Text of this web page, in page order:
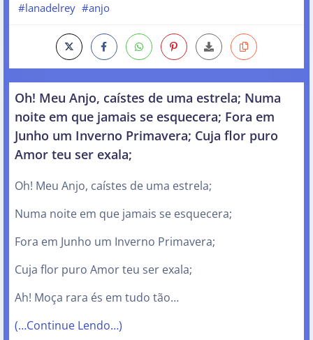
#lanadelrey #anjo
Oh! Meu Anjo, caístes de uma estrela; Numa
noite em que jamais se esquecera; Fora em
Junho um Inverno Primavera; Cuja flor puro
Amor teu ser exala;
Oh! Meu Anjo, caístes de uma estrela;
Numa noite em que jamais se esquecera;
Fora em Junho um Inverno Primavera;
Cuja flor puro Amor teu ser exala;
Ah! Moça rara és em tudo tão…
(…Continue Lendo…)